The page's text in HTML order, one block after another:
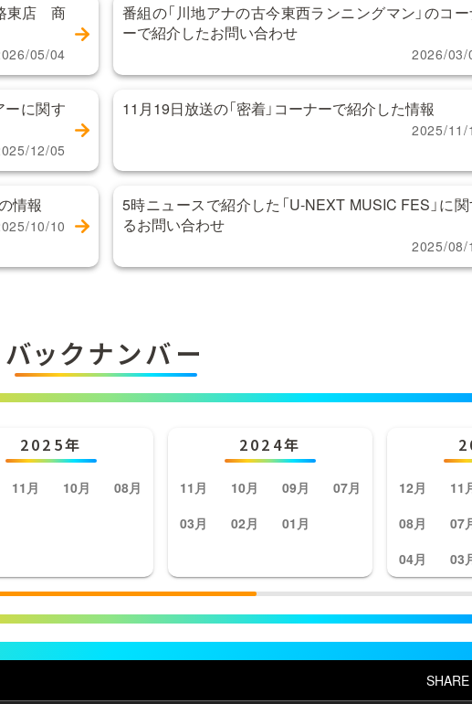
東店 商
05/04
番組の「川地アナの古今東西ランニングマン」のコ
ーで紹介したお問い合わせ
2026/03/
に関す
12/05
11月19日放送の「密着」コーナーで紹介した情報
2025/11/
情報
10/10
5時ニュースで紹介した「U-NEXT MUSIC FES」に
るお問い合わせ
2025/08/
バックナンバー
2025年
11月 10月
08月
2024年
11月 10月 09月
07月
03月
02月 01月
12月 11
08月
07
04月
03
SHARE